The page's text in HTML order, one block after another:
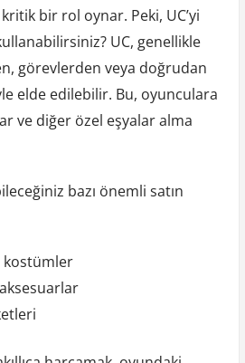
bir rol oynar. Peki, UC’yi
UC, genellikle
görevlerden veya doğrudan
elde edilebilir. Bu, oyunculara
ve diğer özel eşyalar alma
bazı önemli satın
kostümler